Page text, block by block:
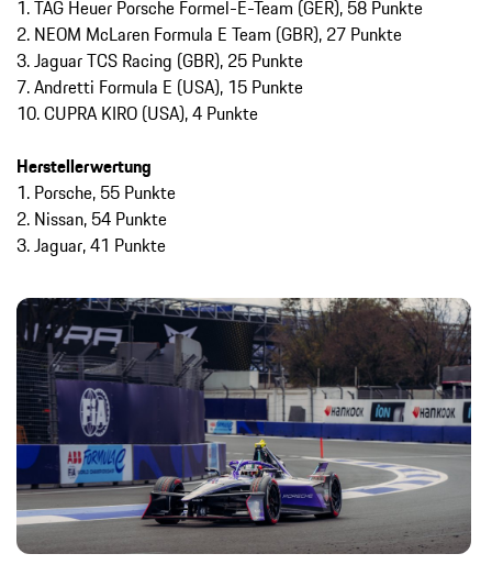
1. TAG Heuer Porsche Formel-E-Team (GER), 58 Punkte
2. NEOM McLaren Formula E Team (GBR), 27 Punkte
3. Jaguar TCS Racing (GBR), 25 Punkte
7. Andretti Formula E (USA), 15 Punkte
10. CUPRA KIRO (USA), 4 Punkte
Herstellerwertung
1. Porsche, 55 Punkte
2. Nissan, 54 Punkte
3. Jaguar, 41 Punkte